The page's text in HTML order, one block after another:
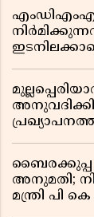
ബൈരക്കുപ്പ
അനുമതി;
മന്ത്രി പി